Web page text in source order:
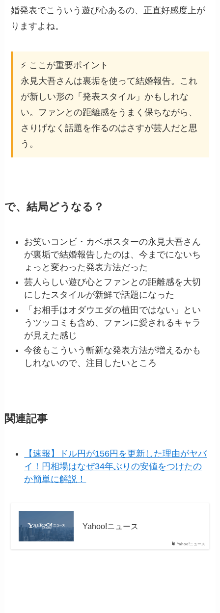
婚発表でこういう遊び心あるの、正直好感度上が
りますよね。
⚡ ここが重要ポイント
永見大吾さんは裏垢を使って結婚報告。これ
が新しい形の「発表スタイル」かもしれな
い。ファンとの距離感をうまく保ちながら、
さりげなく話題を作るのはさすが芸人だと思
う。
で、結局どうなる？
お笑いコンビ・カベポスターの永見大吾さん
が裏垢で結婚報告したのは、今までにないち
ょっと変わった発表方法だった
芸人らしい遊び心とファンとの距離感を大切
にしたスタイルが新鮮で話題になった
「お相手はオダウエダの植田ではない」とい
うツッコミも含め、ファンに愛されるキャラ
が見えた感じ
今後もこういう斬新な発表方法が増えるかも
しれないので、注目したいところ
関連記事
【速報】ドル円が156円を更新した理由がヤバ
イ！円相場はなぜ34年ぶりの安値をつけたの
か簡単に解説！
Yahoo!ニュース
Yahoo!ニュース